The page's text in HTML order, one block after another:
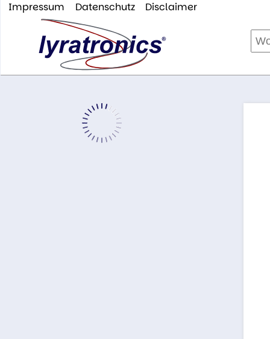
Impressum Datenschutz Disclaimer